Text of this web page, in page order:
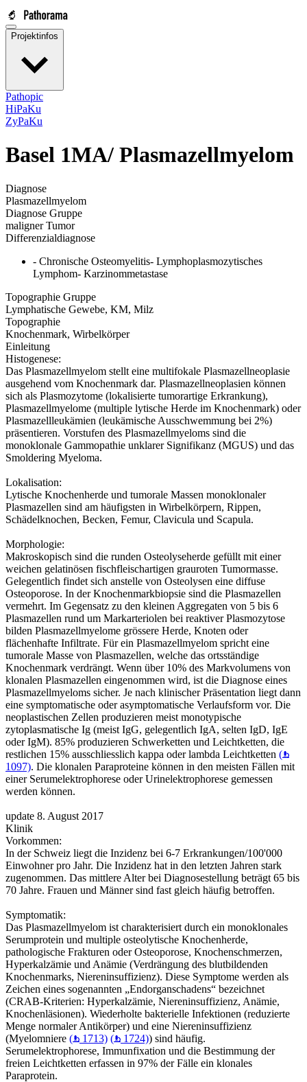
Projektinfos
Pathopic
HiPaKu
ZyPaKu
Basel 1MA/ Plasmazellmyelom
Diagnose
Plasmazellmyelom
Diagnose Gruppe
maligner Tumor
Differenzialdiagnose
- Chronische Osteomyelitis- Lymphoplasmozytisches
Lymphom- Karzinommetastase
Topographie Gruppe
Lymphatische Gewebe, KM, Milz
Topographie
Knochenmark, Wirbelkörper
Einleitung
Histogenese:
Das Plasmazellmyelom stellt eine multifokale Plasmazellneoplasie
ausgehend vom Knochenmark dar. Plasmazellneoplasien können
sich als Plasmozytome (lokalisierte tumorartige Erkrankung),
Plasmazellmyelome (multiple lytische Herde im Knochenmark) oder
Plasmazellleukämien (leukämische Ausschwemmung bei 2%)
präsentieren. Vorstufen des Plasmazellmyeloms sind die
monoklonale Gammopathie unklarer Signifikanz (MGUS) und das
Smoldering Myeloma.
Lokalisation:
Lytische Knochenherde und tumorale Massen monoklonaler
Plasmazellen sind am häufigsten in Wirbelkörpern, Rippen,
Schädelknochen, Becken, Femur, Clavicula und Scapula.
Morphologie:
Makroskopisch sind die runden Osteolyseherde gefüllt mit einer
weichen gelatinösen fischfleischartigen grauroten Tumormasse.
Gelegentlich findet sich anstelle von Osteolysen eine diffuse
Osteoporose. In der Knochenmarkbiopsie sind die Plasmazellen
vermehrt. Im Gegensatz zu den kleinen Aggregaten von 5 bis 6
Plasmazellen rund um Markarteriolen bei reaktiver Plasmozytose
bilden Plasmazellmyelome grössere Herde, Knoten oder
flächenhafte Infiltrate. Für ein Plasmazellmyelom spricht eine
tumorale Masse von Plasmazellen, welche das ortsständige
Knochenmark verdrängt. Wenn über 10% des Markvolumens von
klonalen Plasmazellen eingenommen wird, ist die Diagnose eines
Plasmazellmyeloms sicher. Je nach klinischer Präsentation liegt dann
eine symptomatische oder asymptomatische Verlaufsform vor. Die
neoplastischen Zellen produzieren meist monotypische
zytoplasmatische Ig (meist IgG, gelegentlich IgA, selten IgD, IgE
oder IgM). 85% produzieren Schwerketten und Leichtketten, die
restlichen 15% ausschliesslich kappa oder lambda Leichtketten (
1097). Die klonalen Paraproteine können in den meisten Fällen mit
einer Serumelektrophorese oder Urinelektrophorese gemessen
werden können.
update 8. August 2017
Klinik
Vorkommen:
In der Schweiz liegt die Inzidenz bei 6-7 Erkrankungen/100'000
Einwohner pro Jahr. Die Inzidenz hat in den letzten Jahren stark
zugenommen. Das mittlere Alter bei Diagnosestellung beträgt 65 bis
70 Jahre. Frauen und Männer sind fast gleich häufig betroffen.
Symptomatik:
Das Plasmazellmyelom ist charakterisiert durch ein monoklonales
Serumprotein und multiple osteolytische Knochenherde,
pathologische Frakturen oder Osteoporose, Knochenschmerzen,
Hyperkalzämie und Anämie (Verdrängung des blutbildenden
Knochenmarks, Niereninsuffizienz). Diese Symptome werden als
Zeichen eines sogenannten „Endorganschadens“ bezeichnet
(CRAB-Kriterien: Hyperkalzämie, Niereninsuffizienz, Anämie,
Knochenläsionen). Wiederholte bakterielle Infektionen (reduzierte
Menge normaler Antikörper) und eine Niereninsuffizienz
(Myelomniere ( 1713) ( 1724)) sind häufig.
Serumelektrophorese, Immunfixation und die Bestimmung der
freien Leichtketten erfassen in 97% der Fälle ein klonales
Paraprotein.